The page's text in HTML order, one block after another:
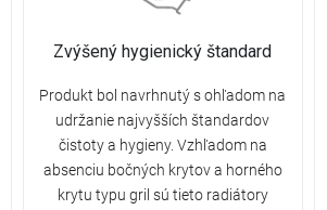
Zvýšený hygienický štandard
Produkt bol navrhnutý s ohľadom na
udržanie najvyšších štandardov
čistoty a hygieny. Vzhľadom na
absenciu bočných krytov a horného
krytu typu gril sú tieto radiátory